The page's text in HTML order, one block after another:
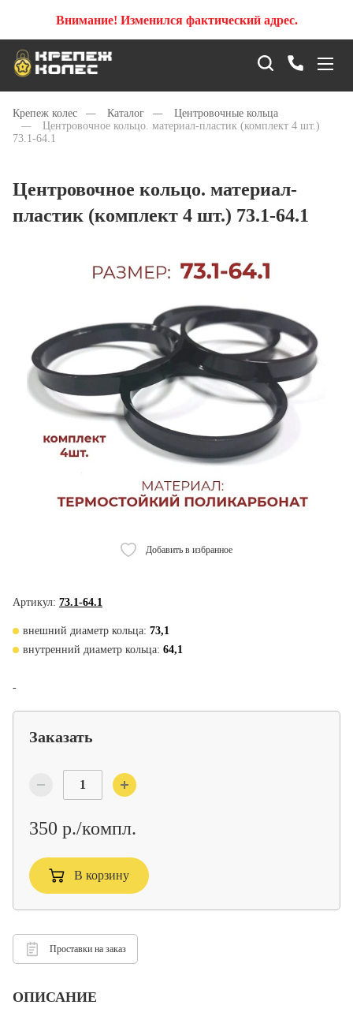
Внимание! Изменился фактический адрес.
Крепеж колес — Каталог —
Центровочные кольца
—
Центровочное кольцо. материал-пластик (комплект 4 шт.)
73.1-64.1
Центровочное кольцо. материал-
пластик (комплект 4 шт.) 73.1-64.1
Добавить в избранное
Артикул: 73.1-64.1
внешний диаметр кольца: 73,1
внутренний диаметр кольца: 64,1
-
Заказать
350 р./компл.
В корзину
Проставки на заказ
ОПИСАНИЕ